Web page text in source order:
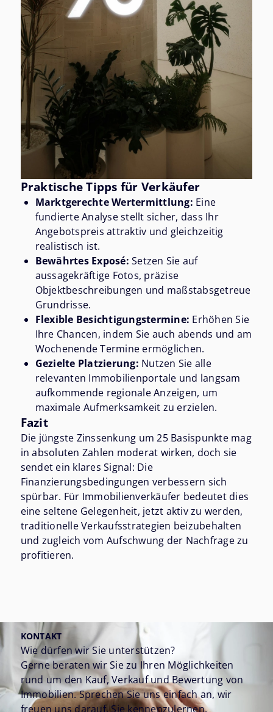
Praktische Tipps für Verkäufer
Marktgerechte Wertermittlung: Eine
fundierte Analyse stellt sicher, dass Ihr
Angebotspreis attraktiv und gleichzeitig
realistisch ist.
Bewährtes Exposé: Setzen Sie auf
aussagekräftige Fotos, präzise
Objektbeschreibungen und maßstabsgetreue
Grundrisse.
Flexible Besichtigungstermine: Erhöhen Sie
Ihre Chancen, indem Sie auch abends und am
Wochenende Termine ermöglichen.
Gezielte Platzierung: Nutzen Sie alle
relevanten Immobilienportale und langsam
aufkommende regionale Anzeigen, um
maximale Aufmerksamkeit zu erzielen.
Fazit
Die jüngste Zinssenkung um 25 Basispunkte mag
in absoluten Zahlen moderat wirken, doch sie
sendet ein klares Signal: Die
Finanzierungsbedingungen verbessern sich
spürbar. Für Immobilienverkäufer bedeutet dies
eine seltene Gelegenheit, jetzt aktiv zu werden,
traditionelle Verkaufsstrategien beizubehalten
und zugleich vom Aufschwung der Nachfrage zu
profitieren.
KONTAKT
Wie dürfen wir Sie unterstützen?
Gerne beraten wir Sie zu Ihren Möglichkeiten
rund um den Kauf, Verkauf und Bewertung von
Immobilien. Sprechen Sie uns einfach an, wir
freuen uns darauf, Sie kennenzulernen.